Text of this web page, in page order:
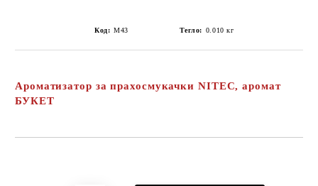
Код: М43 Тегло: 0.010 кг
Ароматизатор за прахосмукачки NITEC, аромат
БУКЕТ